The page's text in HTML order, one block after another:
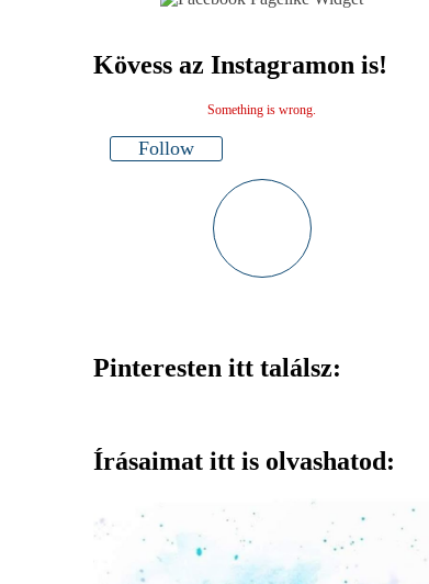
Kövess az Instagramon is!
Something is wrong.
Follow
Pinteresten itt találsz:
Írásaimat itt is olvashatod: